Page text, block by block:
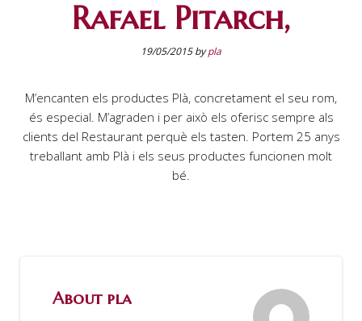
Rafael Pitarch,
19/05/2015bypla
M’encanten els productes Plà, concretament el seu rom,
és especial. M’agraden i per això els oferisc sempre als
clients del Restaurant perquè els tasten. Portem 25 anys
treballant amb Plà i els seus productes funcionen molt
bé.
About pla